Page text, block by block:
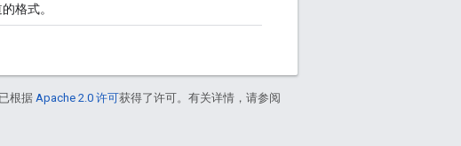
格式。
根据 Apache 2.0 许可获得了许可。有关详情，请参阅